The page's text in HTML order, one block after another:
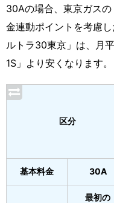
30Aの場合、東京ガス
金連動ポイントを考慮
ルトラ30東京」は、月
1S」より安くなります。
区分
基本料金 30A
最初の